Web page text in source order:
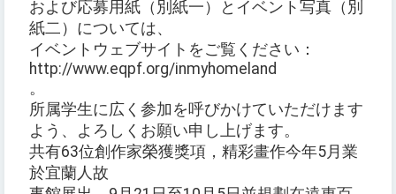
および応募用紙（別紙一）とイベント写真（別
紙二）については、
イベントウェブサイトをご覧ください：
http://www.eqpf.org/inmyhomeland
。
所属学生に広く参加を呼びかけていただけます
よう、よろしくお願い申し上げます。
共有63位創作家榮獲獎項，精彩畫作今年5月業
於宜蘭人故